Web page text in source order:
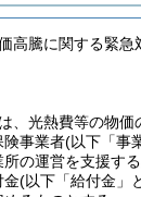
高騰に関する緊急
、光熱費等の物
険事業者(以下「事
所の運営を支援す
金(以下「給付金」